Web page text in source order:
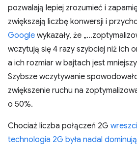
pozwalają lepiej zrozumieć i
zwiększają liczbę konwersji i
Google wykazały, że
wczytują się 4 razy szybciej niż ich
a ich rozmiar w bajtach jest
Szybsze wczytywanie
zwiększenie ruchu na
o 50%.
Chociaż liczba połączeń 2G
technologia 2G była nadal